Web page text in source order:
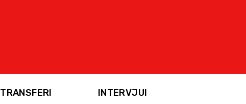
TRANSFERI INTERVJUI